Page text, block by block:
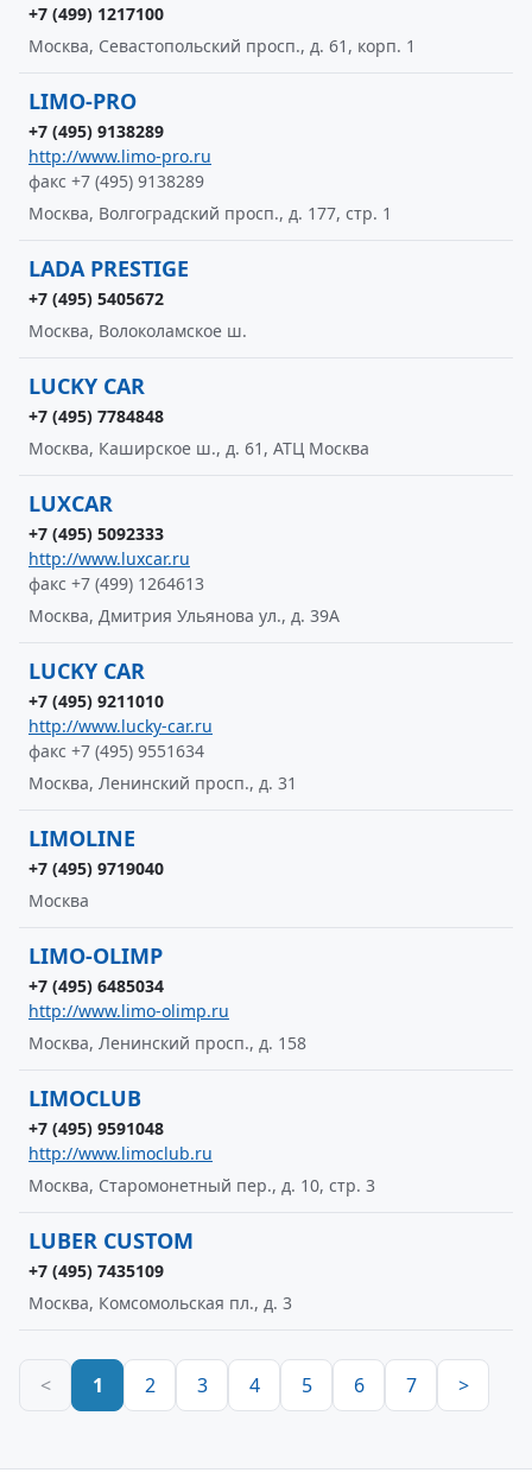
+7 (499) 1217100
Москва, Севастопольский просп., д. 61, корп. 1
LIMO-PRO
+7 (495) 9138289
http://www.limo-pro.ru
факс +7 (495) 9138289
Москва, Волгоградский просп., д. 177, стр. 1
LADA PRESTIGE
+7 (495) 5405672
Москва, Волоколамское ш.
LUCKY CAR
+7 (495) 7784848
Москва, Каширское ш., д. 61, АТЦ Москва
LUXCAR
+7 (495) 5092333
http://www.luxcar.ru
факс +7 (499) 1264613
Москва, Дмитрия Ульянова ул., д. 39А
LUCKY CAR
+7 (495) 9211010
http://www.lucky-car.ru
факс +7 (495) 9551634
Москва, Ленинский просп., д. 31
LIMOLINE
+7 (495) 9719040
Москва
LIMO-OLIMP
+7 (495) 6485034
http://www.limo-olimp.ru
Москва, Ленинский просп., д. 158
LIMOCLUB
+7 (495) 9591048
http://www.limoclub.ru
Москва, Старомонетный пер., д. 10, стр. 3
LUBER CUSTOM
+7 (495) 7435109
Москва, Комсомольская пл., д. 3
< 1 2 3 4 5 6 7 >